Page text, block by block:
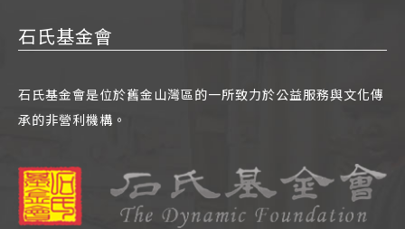
石氏基金會
石氏基金會是位於舊金山灣區的一所致力於公益服務與文化傳
承的非營利機構。